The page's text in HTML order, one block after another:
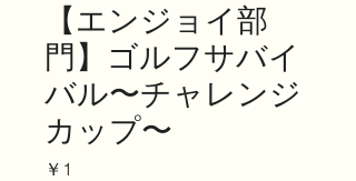
【エンジョイ部
門】ゴルフサバイ
バル〜チャレンジ
カップ〜
￥1